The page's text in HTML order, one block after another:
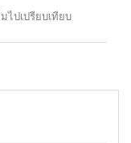
มไปเปรียบเทียบ